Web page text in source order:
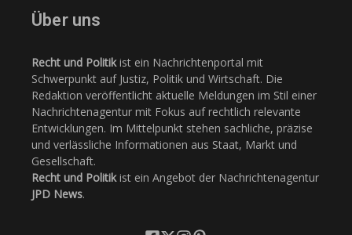
Über uns
Recht und Politikist ein Nachrichtenportal mit
Schwerpunkt auf Justiz, Politik und Wirtschaft. Die
Redaktion veröffentlicht aktuelle Meldungen im Stil einer
Nachrichtenagentur mit Fokus auf rechtlich relevante
Entwicklungen. Im Mittelpunkt stehen sachliche, präzise
und verlässliche Informationen aus Staat, Markt und
Gesellschaft.
Recht und Politikist ein Angebot der Nachrichtenagentur
JPD News.